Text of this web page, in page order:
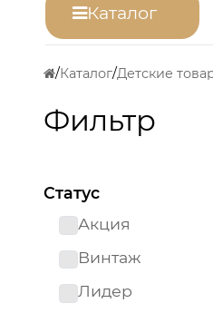
Каталог
Каталог Детские
Фильтр
Статус
Акция
Винтаж
Лидер